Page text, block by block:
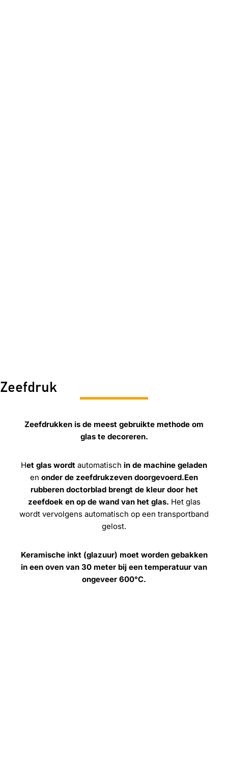
Zeefdruk
Zeefdrukken is de meest gebruikte methode om
glas te decoreren.
Het glas wordt automatisch in de machine geladen
en onder de zeefdrukzeven doorgevoerd.Een
rubberen doctorblad brengt de kleur door het
zeefdoek en op de wand van het glas. Het glas
wordt vervolgens automatisch op een transportband
gelost.
Keramische inkt (glazuur) moet worden gebakken
in een oven van 30 meter bij een temperatuur van
ongeveer 600°C.